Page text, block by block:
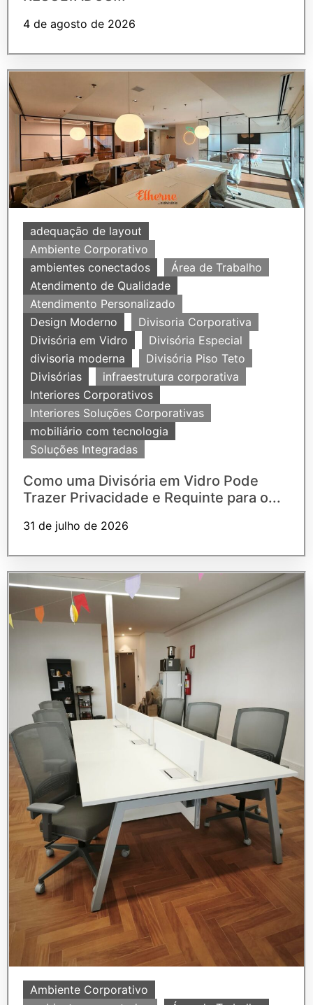
4 de agosto de 2026
adequação de layout
Ambiente Corporativo
ambientes conectados
Área de Trabalho
Atendimento de Qualidade
Atendimento Personalizado
Design Moderno
Divisoria Corporativa
Divisória em Vidro
Divisória Especial
divisoria moderna
Divisória Piso Teto
Divisórias
infraestrutura corporativa
Interiores Corporativos
Interiores Soluções Corporativas
mobiliário com tecnologia
Soluções Integradas
Como uma Divisória em Vidro Pode
Trazer Privacidade e Requinte para o...
31 de julho de 2026
Ambiente Corporativo